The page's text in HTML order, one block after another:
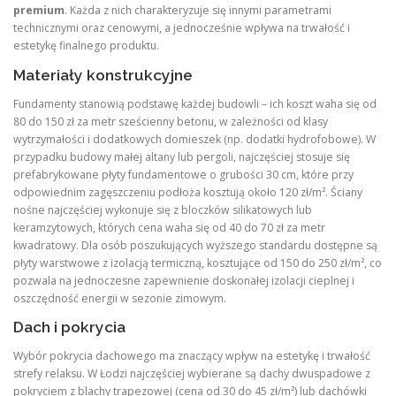
premium. Każda z nich charakteryzuje się innymi parametrami
technicznymi oraz cenowymi, a jednocześnie wpływa na trwałość i
estetykę finalnego produktu.
Materiały konstrukcyjne
Fundamenty stanowią podstawę każdej budowli – ich koszt waha się od
80 do 150 zł za metr sześcienny betonu, w zależności od klasy
wytrzymałości i dodatkowych domieszek (np. dodatki hydrofobowe). W
przypadku budowy małej altany lub pergoli, najczęściej stosuje się
prefabrykowane płyty fundamentowe o grubości 30 cm, które przy
odpowiednim zagęszczeniu podłoża kosztują około 120 zł/m². Ściany
nośne najczęściej wykonuje się z bloczków silikatowych lub
keramzytowych, których cena waha się od 40 do 70 zł za metr
kwadratowy. Dla osób poszukujących wyższego standardu dostępne są
płyty warstwowe z izolacją termiczną, kosztujące od 150 do 250 zł/m², co
pozwala na jednoczesne zapewnienie doskonałej izolacji cieplnej i
oszczędność energii w sezonie zimowym.
Dach i pokrycia
Wybór pokrycia dachowego ma znaczący wpływ na estetykę i trwałość
strefy relaksu. W Łodzi najczęściej wybierane są dachy dwuspadowe z
pokryciem z blachy trapezowej (cena od 30 do 45 zł/m²) lub dachówki